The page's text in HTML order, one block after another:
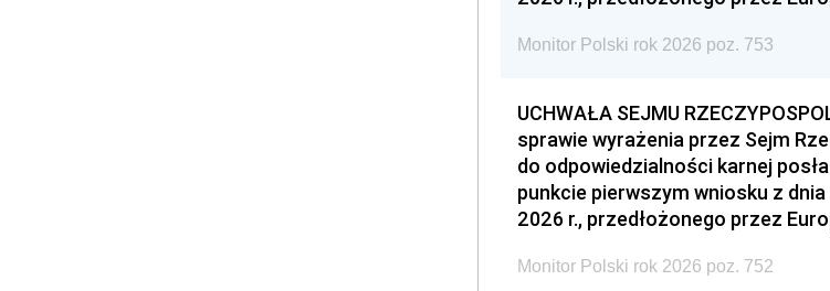
Monitor Polski rok 2026 poz. 753
UCHWAŁA SEJMU
sprawie wyrażenia przez Sejm
do odpowiedzialności karnej
punkcie pierwszym wniosku z
2026 r., przedłożonego przez
Monitor Polski rok 2026 poz. 752